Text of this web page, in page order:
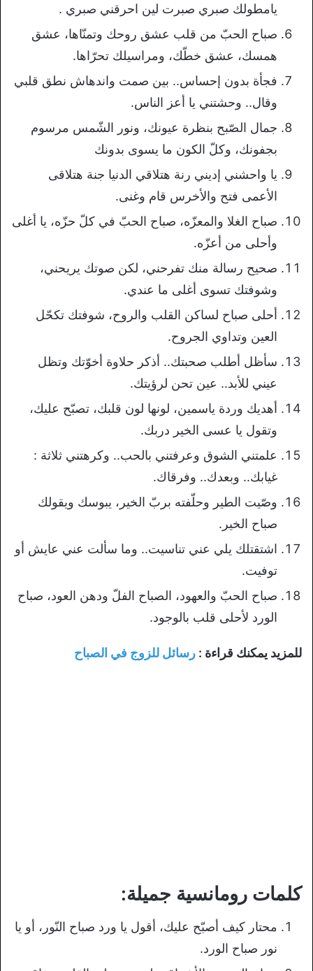
يامطولك صبري صبرت لين احرقني صبري .
صباح الحبّ من قلب عشق روحك وتمنّاها، عشق
همسك، عشق خطّك، ومراسيلك تحرّاها.
فجأة بدون إحساس.. بين صمت واندهاش نطق قلبي
وقال.. وحشتني يا أعز الناس.
جمال الصّبح بنظرة عيونك، ونور الشّمس مرسوم
بجفونك، وكلّ الكون ما يسوى بدونك
يا واحشني إديني رنة هتلاقي الدنيا جنة هتلاقى
الأعمى فتح والأخرس قام وغنى.
صباح الغلا والمعزّه، صباح الحبّ في كلّ حزّه، يا أغلى
وأحلى من أعزّه.
صحيح رسالة منك تفرحني، لكن صوتك يريحني،
وشوفتك تسوى أغلى ما عندي.
أحلى صباح لساكن القلب والروح، شوفتك تكحّل
العين وتداوي الجروح.
سأظل أطلب صحبتك.. أذكر حلاوة أخوّتك وتظل
عيني للأبد.. عين تحن لرؤيتك.
أهديك وردة ياسمين، لونها لون قلبك، تصبّح عليك،
وتقول يا عسى الخير دربك.
علمتني الشوق وعرفتني بالحب.. وكرهتني ثلاثة :
غيابك.. وبعدك.. وفرقاك.
وصّيت الطير وحلّفته بربّ الخير، يبوسك ويقولك
صباح الخير.
اشتقتلك يلي عني تناسيت.. وما سألت عني عايش أو
توفيت.
صباح الحبّ والعهود، الصباح الفلّ ودهن العود، صباح
الورد لأحلى قلب بالوجود.
للمزيد يمكنك قراءة : رسائل للزوج في الصباح
كلمات رومانسية جميلة:
محتار كيف أصبّح عليك، أقول يا ورد صباح النّور، أو يا
نور صباح الورد.